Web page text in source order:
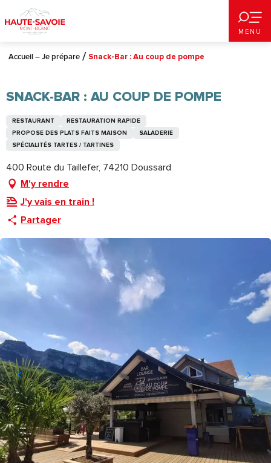
au
contenu
principal
MENU
Accueil – Je prépare Snack-Bar : Au coup de pompe
SNACK-BAR : AU COUP DE POMPE
RESTAURANT
RESTAURATION RAPIDE
PROPOSE DES PLATS FAITS MAISON
SALADERIE
SPÉCIALITÉS TARTES / TARTINES
400 Route du Taillefer, 74210 Doussard
M'y rendre
J'y vais en train !
Partager